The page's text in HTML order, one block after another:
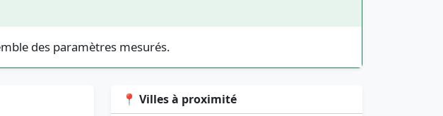
des paramètres mesurés.
📍 Villes à proximité